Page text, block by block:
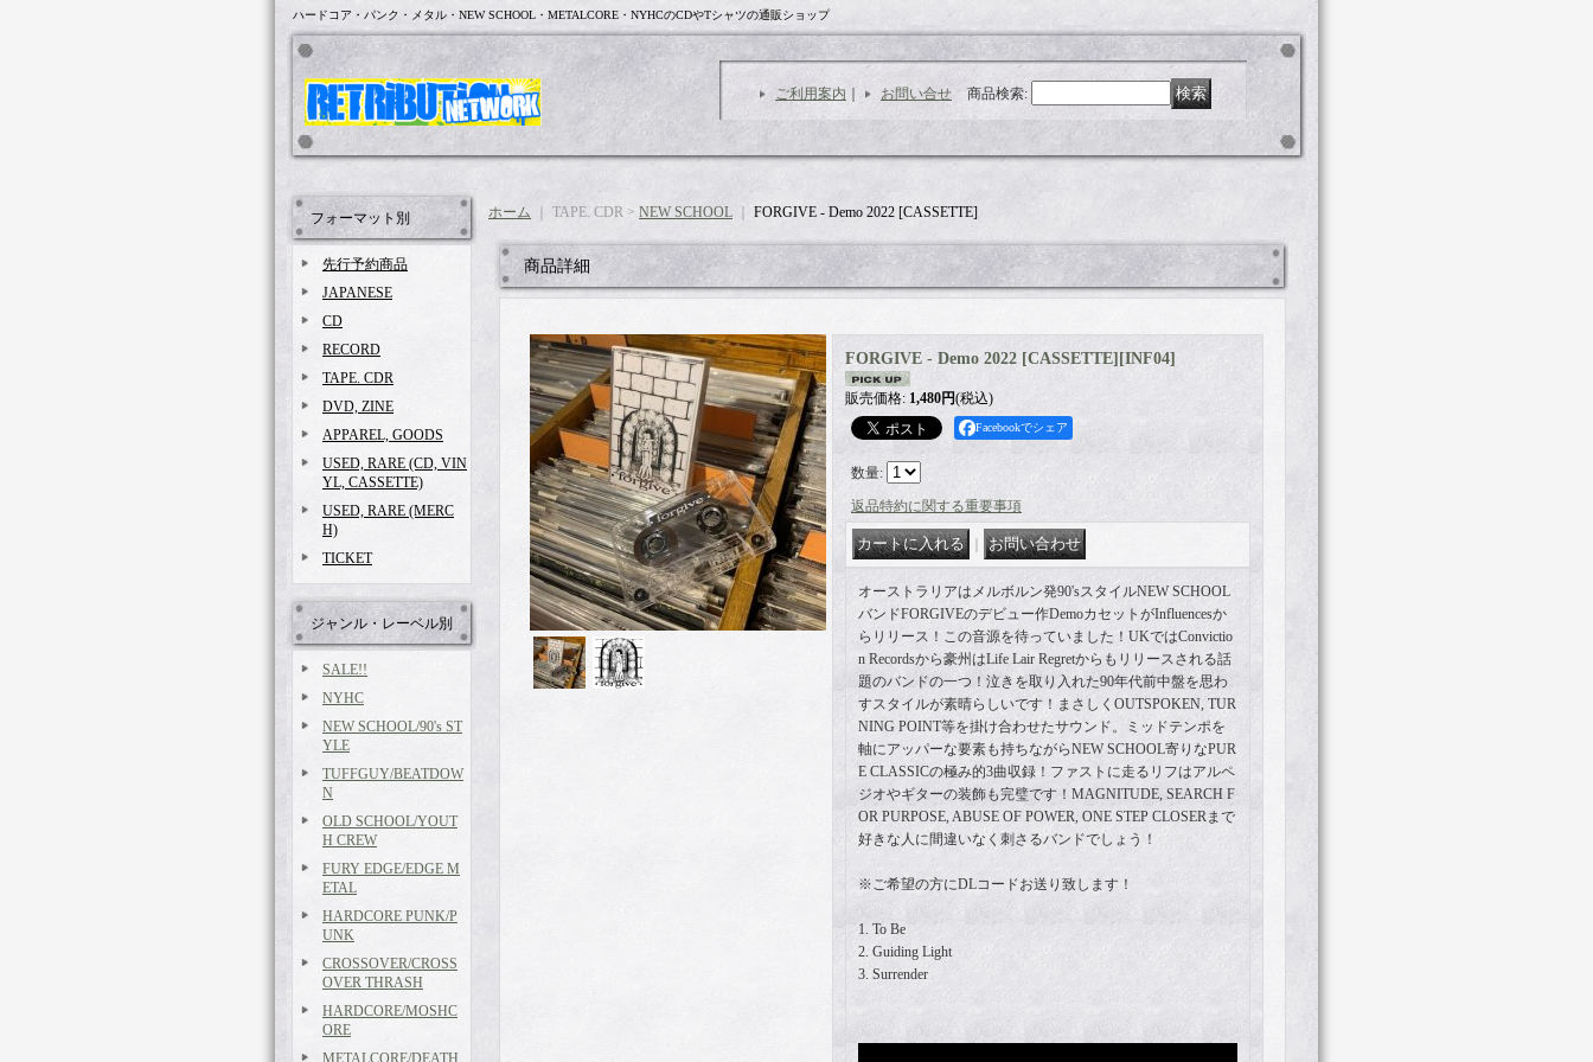
ハードコア・パンク・メタル・NEW SCHOOL・METALCORE・NYHCのCDやTシャツの通販ショップ
ご利用案内 お問い合せ 商品検索:
フォーマット別
先行予約商品
JAPANESE
CD
RECORD
TAPE. CDR
DVD, ZINE
APPAREL, GOODS
USED, RARE (CD, VIN
YL, CASSETTE)
USED, RARE (MERC
H)
TICKET
ジャンル・レーベル別
SALE!!
NYHC
NEW SCHOOL/90's ST
YLE
TUFFGUY/BEATDOW
N
OLD SCHOOL/YOUT
H CREW
FURY EDGE/EDGE M
ETAL
HARDCORE PUNK/P
UNK
CROSSOVER/CROSS
OVER THRASH
HARDCORE/MOSHC
ORE
METALCORE/DEATH
ホーム ｜ TAPE. CDR > NEW SCHOOL FORGIVE - Demo 2022 [CASSETTE]
商品詳細
FORGIVE - Demo 2022 [CASSETTE] [INF04]
販売価格: 1,480円(税込)
Facebookでシェア
数量:
返品特約に関する重要事項
オーストラリアはメルボルン発90'sスタイルNEW SCHOOL
バンドFORGIVEのデビュー作DemoカセットがInfluencesか
らリリース！この音源を待っていました！UKではConvictio
n Recordsから豪州はLife Lair Regretからもリリースされる話
題のバンドの一つ！泣きを取り入れた90年代前中盤を思わ
すスタイルが素晴らしいです！まさしくOUTSPOKEN, TUR
NING POINT等を掛け合わせたサウンド。ミッドテンポを
軸にアッパーな要素も持ちながらNEW SCHOOL寄りなPUR
E CLASSICの極み的3曲収録！ファストに走るリフはアルペ
ジオやギターの装飾も完璧です！MAGNITUDE, SEARCH F
OR PURPOSE, ABUSE OF POWER, ONE STEP CLOSERまで
好きな人に間違いなく刺さるバンドでしょう！
※ご希望の方にDLコードお送り致します！
1. To Be
2. Guiding Light
3. Surrender